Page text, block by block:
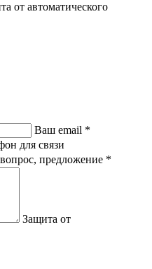
от автоматического
Ваш email *
для связи
предложение *
Защита от